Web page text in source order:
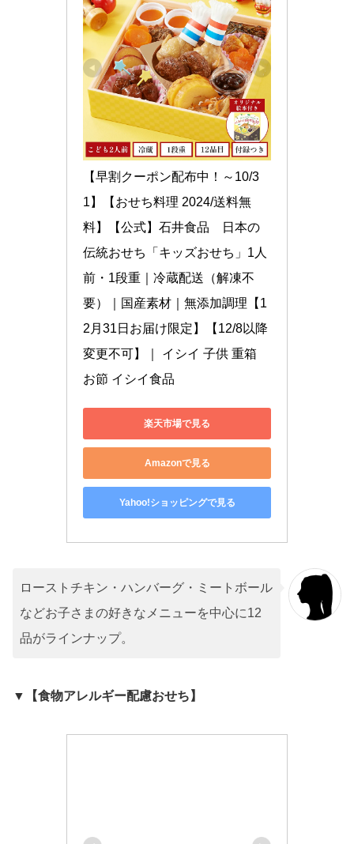
【早割クーポン配布中！～10/3
1】【おせち料理 2024/送料無
料】【公式】石井食品　日本の
伝統おせち「キッズおせち」1人
前・1段重｜冷蔵配送（解凍不
要）｜国産素材｜無添加調理【1
2月31日お届け限定】【12/8以降
変更不可】｜ イシイ 子供 重箱
お節 イシイ食品
楽天市場で見る
Amazonで見る
Yahoo!ショッピングで見る
ローストチキン・ハンバーグ・ミートボール
などお子さまの好きなメニューを中心に12
品がラインナップ。
▼【食物アレルギー配慮おせち】